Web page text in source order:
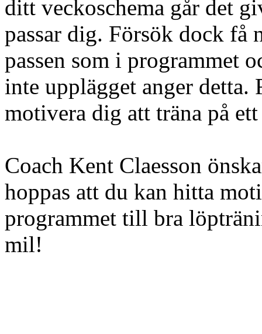
ditt veckoschema går det
passar dig. Försök dock få
passen som i programmet
inte upplägget anger
motivera dig att träna på
Coach Kent Claesson
hoppas att du kan hitta
programmet till bra
mil!